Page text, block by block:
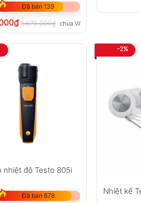
Đã bán 139
₫ 1.670.000₫ chưa VAT 8%
nhiệt độ Testo 805i
Đã bán 678
-2%
Nhiệt kế